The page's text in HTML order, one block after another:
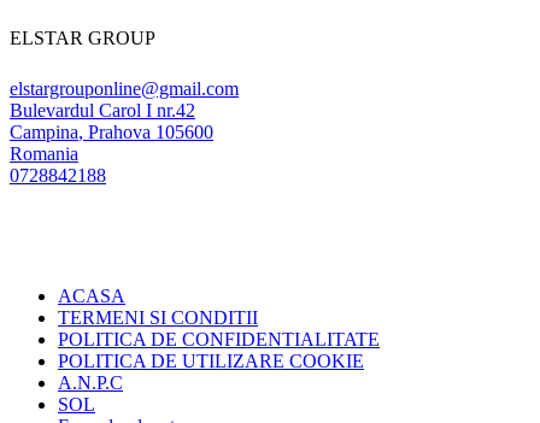
ELSTAR GROUP
elstargrouponline@gmail.com
Bulevardul Carol I nr.42
Campina, Prahova 105600
Romania
0728842188
ACASA
TERMENI SI CONDITII
POLITICA DE CONFIDENTIALITATE
POLITICA DE UTILIZARE COOKIE
A.N.P.C
SOL